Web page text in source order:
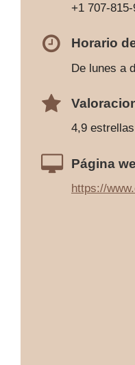
+1 707-
Horario
De lunes a
4,9 estrellas
Página
https://